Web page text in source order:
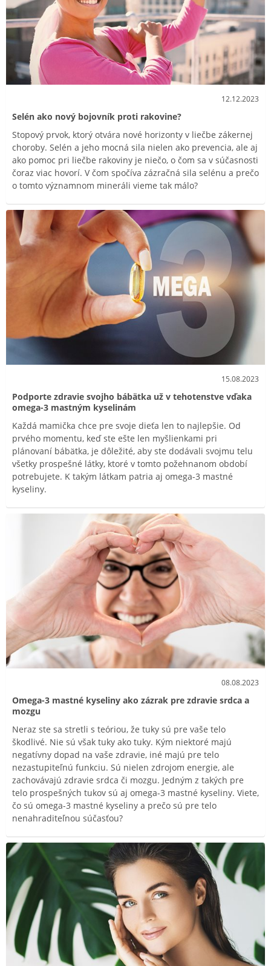
12.12.2023
Selén ako nový bojovník proti rakovine?
Stopový prvok, ktorý otvára nové horizonty v liečbe zákernej
choroby. Selén a jeho mocná sila nielen ako prevencia, ale aj
ako pomoc pri liečbe rakoviny je niečo, o čom sa v súčasnosti
čoraz viac hovorí. V čom spočíva zázračná sila selénu a prečo
o tomto významnom mineráli vieme tak málo?
15.08.2023
Podporte zdravie svojho bábätka už v tehotenstve vďaka
omega-3 mastným kyselinám
Každá mamička chce pre svoje dieťa len to najlepšie. Od
prvého momentu, keď ste ešte len myšlienkami pri
plánovaní bábätka, je dôležité, aby ste dodávali svojmu telu
všetky prospešné látky, ktoré v tomto požehnanom období
potrebujete. K takým látkam patria aj omega-3 mastné
kyseliny.
08.08.2023
Omega-3 mastné kyseliny ako zázrak pre zdravie srdca a
mozgu
Neraz ste sa stretli s teóriou, že tuky sú pre vaše telo
škodlivé. Nie sú však tuky ako tuky. Kým niektoré majú
negatívny dopad na vaše zdravie, iné majú pre telo
nezastupiteľnú funkciu. Sú nielen zdrojom energie, ale
zachovávajú zdravie srdca či mozgu. Jedným z takých pre
telo prospešných tukov sú aj omega-3 mastné kyseliny. Viete,
čo sú omega-3 mastné kyseliny a prečo sú pre telo
nenahraditeľnou súčasťou?